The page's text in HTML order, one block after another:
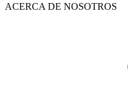
ACERCA DE NOSOTROS